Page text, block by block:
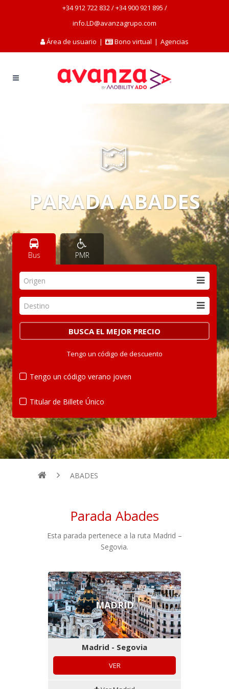
+34 912 722 832/+34 900 921 895 /
info.LD@avanzagrupo.com
Área de usuario | Bono virtual | Agencias
PARADA ABADES
Bus PMR
Origen
Destino
Tengo un código de descuento
Tengo un código verano joven
Titular de Billete Único
ABADES
Parada Abades
Esta parada pertenece a la ruta Madrid –
Segovia.
MADRID
Madrid - Segovia
VER